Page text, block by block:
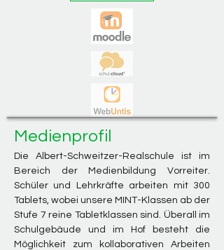
Medienprofil
Die Albert-Schweitzer-Realschule ist im
Bereich der Medienbildung Vorreiter.
Schüler und Lehrkräfte arbeiten mit 300
Tablets, wobei unsere MINT-Klassen ab der
Stufe 7 reine Tabletklassen sind. Überall im
Schulgebäude und im Hof besteht die
Möglichkeit zum kollaborativen Arbeiten